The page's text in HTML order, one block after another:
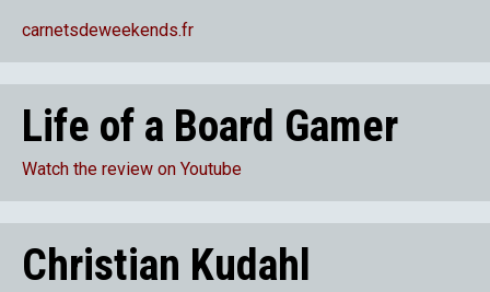
carnetsdeweekends.fr
Life of a Board Gamer
Watch the review on Youtube
Christian Kudahl